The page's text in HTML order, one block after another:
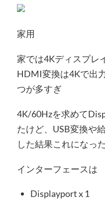
家用
家では4Kディスプレ
HDMI変換は4Kで出
つが多すぎ
4K/60Hzを求めて
たけど、USB変換や
した結果これになった
インターフェースは
Displayport x 1